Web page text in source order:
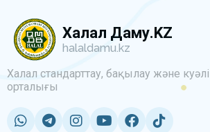
Халал Даму.KZ
halaldamu.kz
Халал стандарттау, бақылау және
орталығы